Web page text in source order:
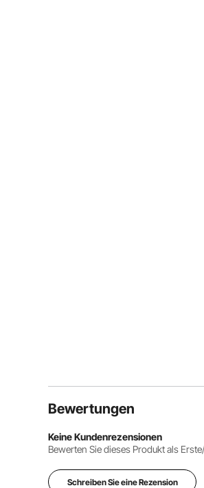
Bewertungen
Keine Kundenrezensionen
Bewerten Sie dieses Produkt als
Schreiben Sie eine Rezension